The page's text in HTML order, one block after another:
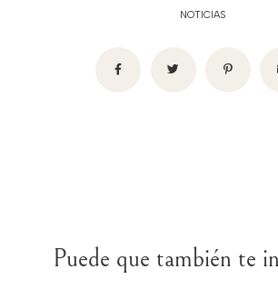
NOTICIAS
Puede que también te